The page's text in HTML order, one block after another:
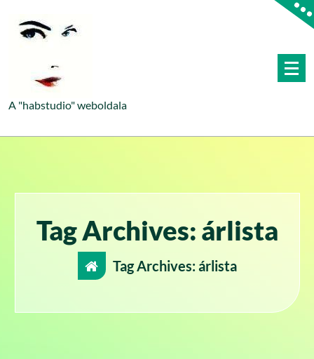
content
A "habstudio" weboldala
Tag Archives: árlista
Tag Archives: árlista